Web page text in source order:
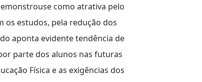
como atrativa pelo
os estudos, pela redução dos
aponta evidente tendência de
parte dos alunos nas futuras
Física e as exigências dos